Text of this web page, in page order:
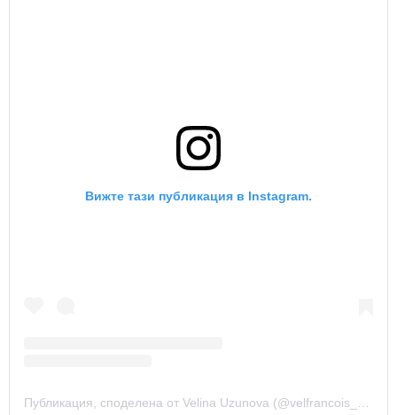
Вижте тази публикация в Instagram.